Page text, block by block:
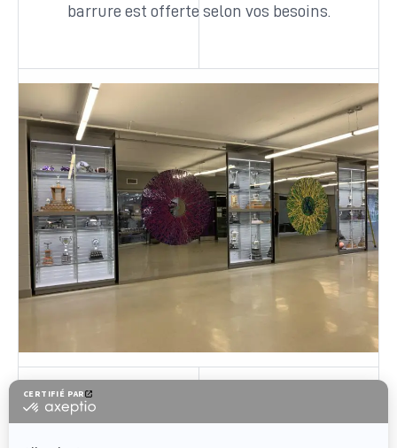
barrure est offerte selon vos besoins.